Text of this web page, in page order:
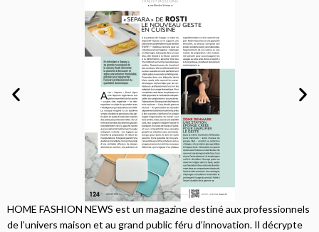
HOME FASHION NEWS est un magazine destiné aux professionnels
de l’univers maison et au grand public féru d’innovation. Il décrypte